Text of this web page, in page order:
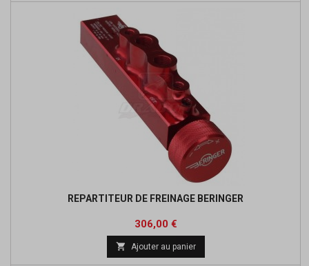
REPARTITEUR DE FREINAGE BERINGER
Prix
306,00 €Prix
de
base
 Ajouter au panier